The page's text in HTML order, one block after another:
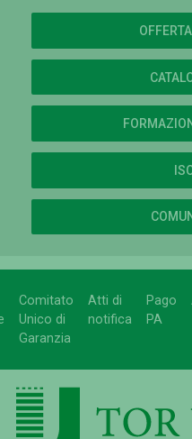
Comitato
Unico di
Garanzia
Atti di
notifica
Pago
PA